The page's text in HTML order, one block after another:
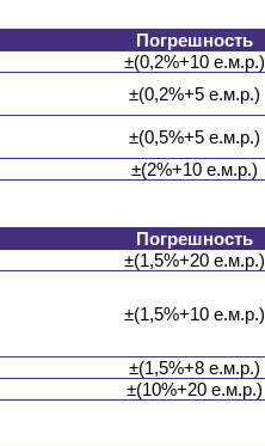
Погрешность
±(0,2%+10 е.м.р.)
±(0,2%+5 е.м.р.)
±(0,5%+5 е.м.р.)
±(2%+10 е.м.р.)
Погрешность
±(1,5%+20 е.м.р.)
±(1,5%+10 е.м.р.)
±(1,5%+8 е.м.р.)
±(10%+20 е.м.р.)